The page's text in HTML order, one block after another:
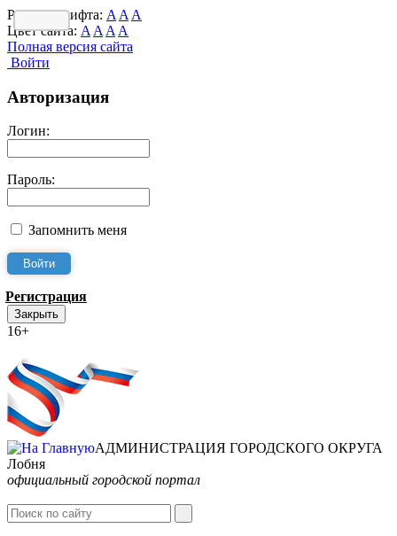
Размер шрифта: A A A
Цвет сайта: A A A A
Полная версия сайта
Войти
Авторизация
Логин:
Пароль:
Запомнить меня
Регистрация
Закрыть
16+
АДМИНИСТРАЦИЯ ГОРОДСКОГО ОКРУГА
Лобня
официальный городской портал